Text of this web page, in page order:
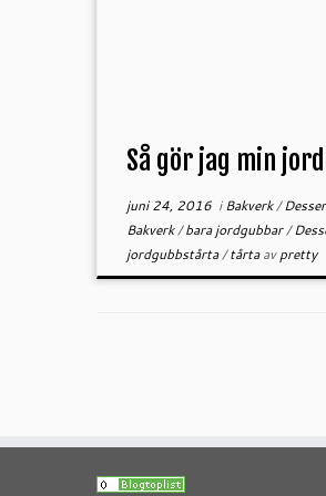
Så gör jag min
juni 24, 2016iBakverk/
Bakverk/bara jordgubbar/
jordgubbstårta/tårtaavpretty